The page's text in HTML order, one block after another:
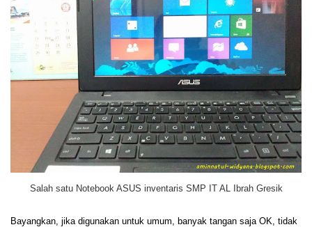
Salah satu Notebook ASUS inventaris SMP IT AL Ibrah Gresik
Bayangkan, jika digunakan untuk umum, banyak tangan saja OK, tidak